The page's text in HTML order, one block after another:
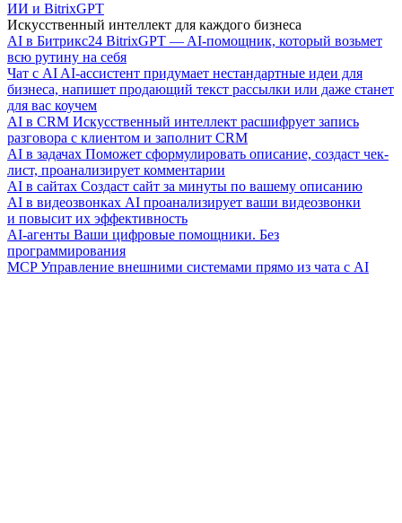
ИИ и BitrixGPT
Искусственный интеллект для каждого бизнеса
AI в Битрикс24 BitrixGPT — AI-помощник, который возьмет
всю рутину на себя
Чат с AI AI-ассистент придумает нестандартные идеи для
бизнеса, напишет продающий текст рассылки или даже станет
для вас коучем
AI в CRM Искусственный интеллект расшифрует запись
разговора с клиентом и заполнит CRM
AI в задачах Поможет сформулировать описание, создаст чек-
лист, проанализирует комментарии
AI в сайтах Создаст сайт за минуты по вашему описанию
AI в видеозвонках AI проанализирует ваши видеозвонки
и повысит их эффективность
AI-агенты Ваши цифровые помощники. Без
программирования
MCP Управление внешними системами прямо из чата с AI